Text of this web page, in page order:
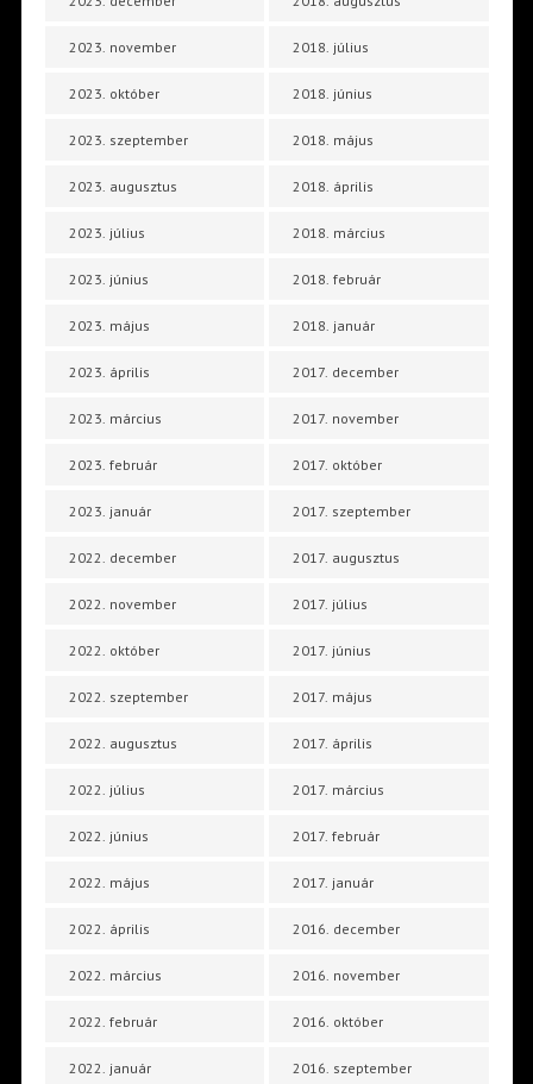
2023. november
2023. október
2023. szeptember
2023. augusztus
2023. július
2023. június
2023. május
2023. április
2023. március
2023. február
2023. január
2022. december
2022. november
2022. október
2022. szeptember
2022. augusztus
2022. július
2022. június
2022. május
2022. április
2022. március
2022. február
2022. január
2018. július
2018. június
2018. május
2018. április
2018. március
2018. február
2018. január
2017. december
2017. november
2017. október
2017. szeptember
2017. augusztus
2017. július
2017. június
2017. május
2017. április
2017. március
2017. február
2017. január
2016. december
2016. november
2016. október
2016. szeptember